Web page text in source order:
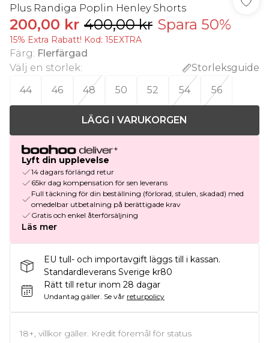
Plus Randiga Poplin Henley Shorts
200,00 kr 400,00 kr Spara 50%
15% Extra Rabatt! Kod: 15EXTRA
Färg: Flerfärgad
Välj en storlek:
Storleksguide
44
46 48 50 52 54 56
LÄGG I VARUKORGEN
Lyft din upplevelse
14 dagars förlängd retur
65kr dag kompensation för sen leverans
Full täckning för din beställning (förlorad, stulen, skadad) med
omedelbar utbetalning på berättigade krav
Gratis och enkel återförsäljning
Läs mer
EU tull- och importavgift läggs till i kassan.
Standardleverans Sverige kr80
Rätt till retur inom 28 dagar
Undantag gäller. Se vår returpolicy
18+, villkor gäller. Kredit föremål för status